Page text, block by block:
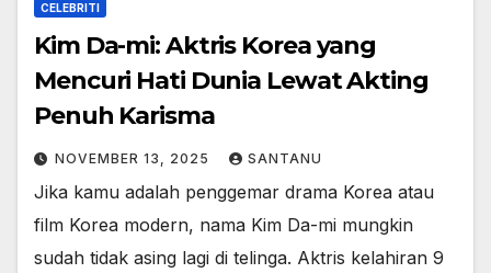
CELEBRITI
Kim Da-mi: Aktris Korea yang
Mencuri Hati Dunia Lewat Akting
Penuh Karisma
NOVEMBER 13, 2025 SANTANU
Jika kamu adalah penggemar drama Korea atau
film Korea modern, nama Kim Da-mi mungkin
sudah tidak asing lagi di telinga. Aktris kelahiran 9